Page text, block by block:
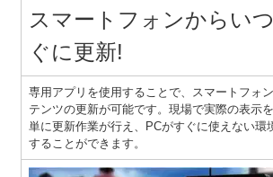
スマートフォンからい
ぐに更新!
専用アプリを使用することで、スマートフォ
テンツの更新が可能です。現場で実際の表示
単に更新作業が行え、PCがすぐに使えない環
することができます。